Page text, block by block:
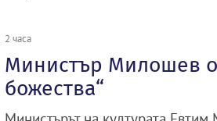
2 часа
Министър Милошев
божества“